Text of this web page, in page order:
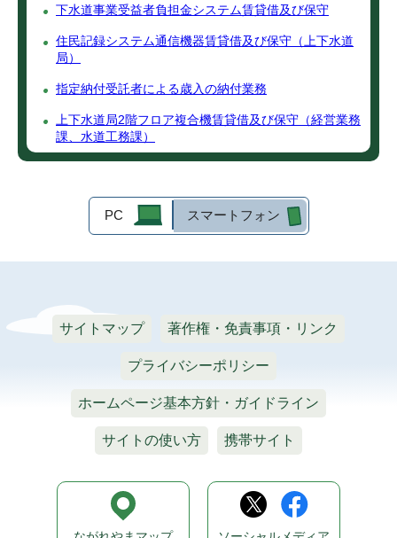
下水道事業受益者負担金システム賃貸借及び保守
住民記録システム通信機器賃貸借及び保守（上下水道
局）
指定納付受託者による歳入の納付業務
上下水道局2階フロア複合機賃貸借及び保守（経営業務
課、水道工務課）
PC スマートフォン
サイトマップ 著作権・免責事項・リンク
プライバシーポリシー
ホームページ基本方針・ガイドライン
サイトの使い方 携帯サイト